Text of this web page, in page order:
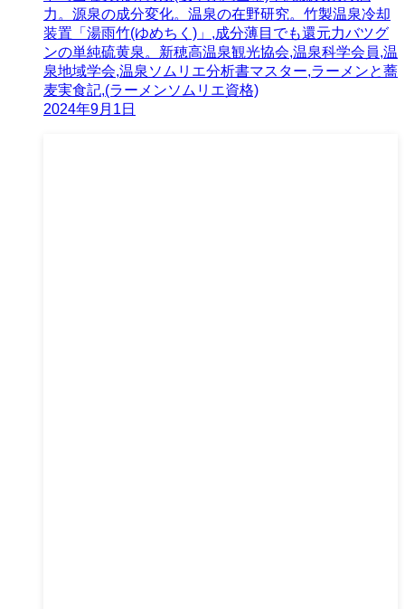
力。源泉の成分変化。温泉の在野研究。竹製温泉冷却
装置「湯雨竹(ゆめちく)」,成分薄目でも還元力バツグ
ンの単純硫黄泉。新穂高温泉観光協会,温泉科学会員,温
泉地域学会,温泉ソムリエ分析書マスター,ラーメンと蕎
麦実食記,(ラーメンソムリエ資格)
2024年9月1日